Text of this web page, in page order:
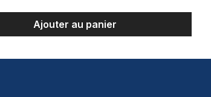
Ajouter au panier